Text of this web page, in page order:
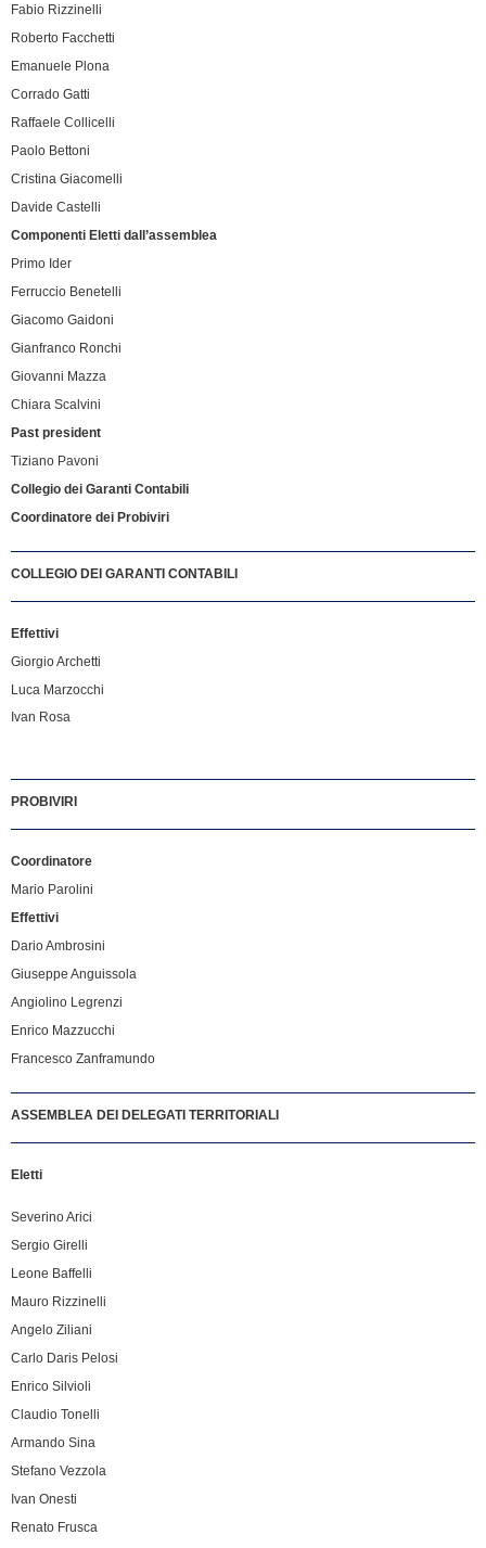
Fabio Rizzinelli
Roberto Facchetti
Emanuele Plona
Corrado Gatti
Raffaele Collicelli
Paolo Bettoni
Cristina Giacomelli
Davide Castelli
Componenti Eletti dall’assemblea
Primo Ider
Ferruccio Benetelli
Giacomo Gaidoni
Gianfranco Ronchi
Giovanni Mazza
Chiara Scalvini
Past president
Tiziano Pavoni
Collegio dei Garanti Contabili
Coordinatore dei Probiviri
COLLEGIO DEI GARANTI CONTABILI
Effettivi
Giorgio Archetti
Luca Marzocchi
Ivan Rosa
PROBIVIRI
Coordinatore
Mario Parolini
Effettivi
Dario Ambrosini
Giuseppe Anguissola
Angiolino Legrenzi
Enrico Mazzucchi
Francesco Zanframundo
ASSEMBLEA DEI DELEGATI TERRITORIALI
Eletti
Severino Arici
Sergio Girelli
Leone Baffelli
Mauro Rizzinelli
Angelo Ziliani
Carlo Daris Pelosi
Enrico Silvioli
Claudio Tonelli
Armando Sina
Stefano Vezzola
Ivan Onesti
Renato Frusca